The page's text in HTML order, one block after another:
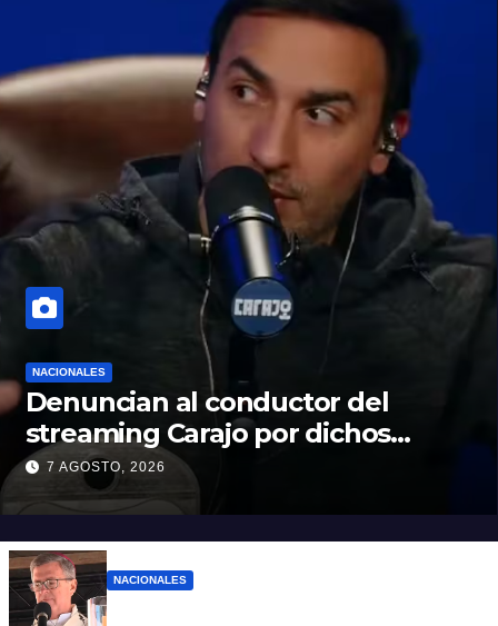
NACIONALES
Denuncian al conductor del
streaming Carajo por dichos
discriminatorios
7 AGOSTO, 2026
NACIONALES